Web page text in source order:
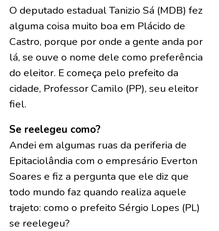
O deputado estadual Tanizio Sá (MDB) fez
alguma coisa muito boa em Plácido de
Castro, porque por onde a gente anda por
lá, se ouve o nome dele como preferência
do eleitor. E começa pelo prefeito da
cidade, Professor Camilo (PP), seu eleitor
fiel.
Se reelegeu como?
Andei em algumas ruas da periferia de
Epitaciolândia com o empresário Everton
Soares e fiz a pergunta que ele diz que
todo mundo faz quando realiza aquele
trajeto: como o prefeito Sérgio Lopes (PL)
se reelegeu?